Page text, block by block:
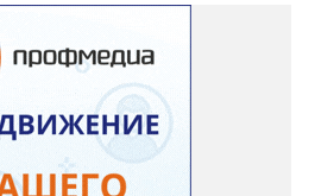
На Кирова, возле бомбоубежища из-
но Водоканал не мог найти утечку,
- говорится в обращении,
в сообществе «Текслер, помоги!»
и пунктуация авторские). Под
автор под ником Елена
по улице Кирова, приходит к
поток. Официальных
пока нет.